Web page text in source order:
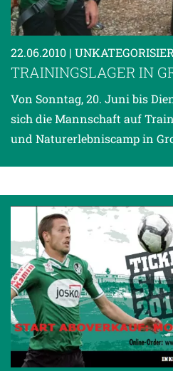
22.06.2010 |
TRAININGSLAGER IN
Von Sonntag, 20. Juni bis
sich die Mannschaft auf
und Naturerlebniscamp in